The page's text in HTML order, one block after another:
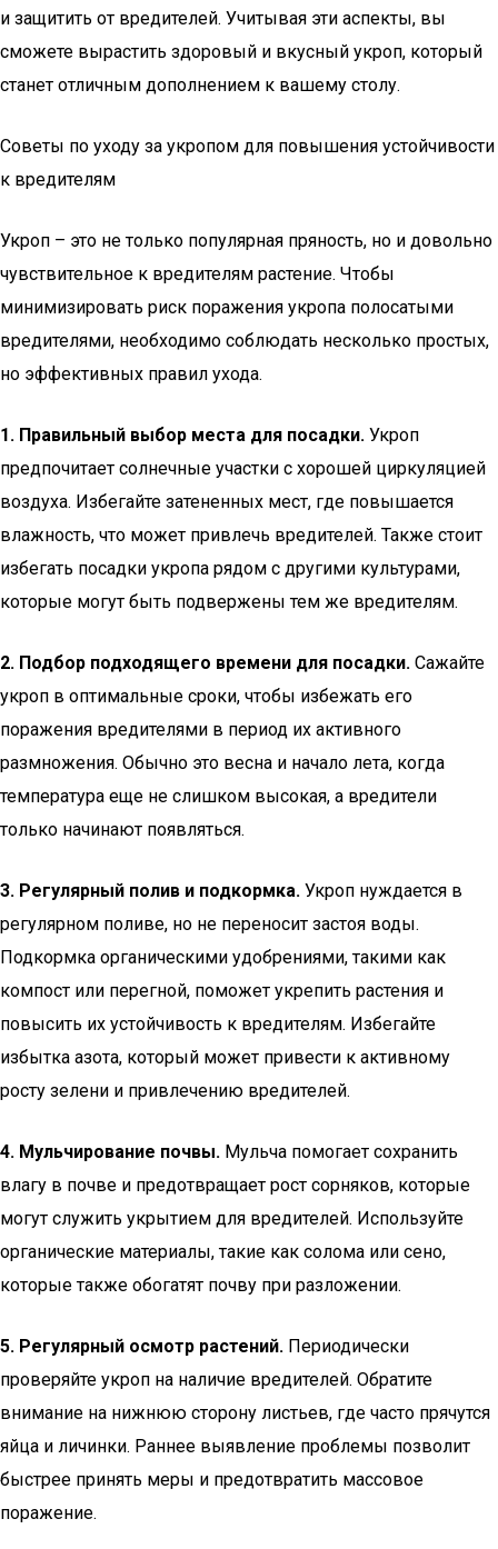
и защитить от вредителей. Учитывая эти аспекты, вы
сможете вырастить здоровый и вкусный укроп, который
станет отличным дополнением к вашему столу.
Советы по уходу за укропом для повышения устойчивости
к вредителям
Укроп – это не только популярная пряность, но и довольно
чувствительное к вредителям растение. Чтобы
минимизировать риск поражения укропа полосатыми
вредителями, необходимо соблюдать несколько простых,
но эффективных правил ухода.
1. Правильный выбор места для посадки. Укроп
предпочитает солнечные участки с хорошей циркуляцией
воздуха. Избегайте затененных мест, где повышается
влажность, что может привлечь вредителей. Также стоит
избегать посадки укропа рядом с другими культурами,
которые могут быть подвержены тем же вредителям.
2. Подбор подходящего времени для посадки. Сажайте
укроп в оптимальные сроки, чтобы избежать его
поражения вредителями в период их активного
размножения. Обычно это весна и начало лета, когда
температура еще не слишком высокая, а вредители
только начинают появляться.
3. Регулярный полив и подкормка. Укроп нуждается в
регулярном поливе, но не переносит застоя воды.
Подкормка органическими удобрениями, такими как
компост или перегной, поможет укрепить растения и
повысить их устойчивость к вредителям. Избегайте
избытка азота, который может привести к активному
росту зелени и привлечению вредителей.
4. Мульчирование почвы. Мульча помогает сохранить
влагу в почве и предотвращает рост сорняков, которые
могут служить укрытием для вредителей. Используйте
органические материалы, такие как солома или сено,
которые также обогатят почву при разложении.
5. Регулярный осмотр растений. Периодически
проверяйте укроп на наличие вредителей. Обратите
внимание на нижнюю сторону листьев, где часто прячутся
яйца и личинки. Раннее выявление проблемы позволит
быстрее принять меры и предотвратить массовое
поражение.